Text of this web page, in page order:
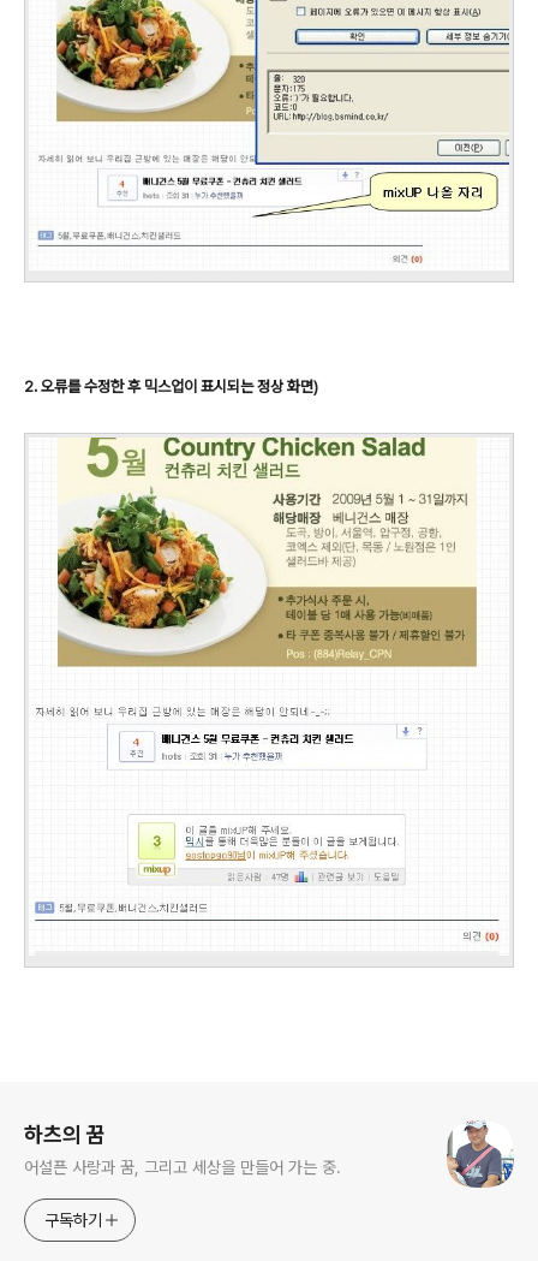
2. 오류를 수정한 후 믹스업이 표시되는 정상 화면)
하츠의 꿈
어설픈 사랑과 꿈, 그리고 세상을 만들어 가는 중.
구독하기